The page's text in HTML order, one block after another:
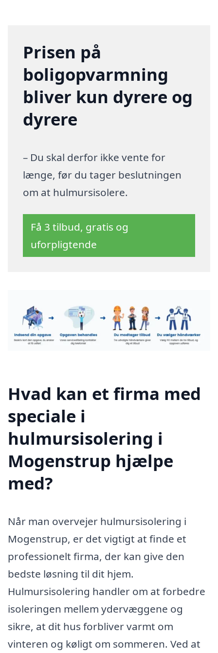
Prisen på
boligopvarmning
bliver kun dyrere og
dyrere
– Du skal derfor ikke vente for
længe, før du tager beslutningen
om at hulmursisolere.
Få 3 tilbud, gratis og
uforpligtende
Hvad kan et firma med
speciale i
hulmursisolering i
Mogenstrup hjælpe
med?
Når man overvejer hulmursisolering i
Mogenstrup, er det vigtigt at finde et
professionelt firma, der kan give den
bedste løsning til dit hjem.
Hulmursisolering handler om at forbedre
isoleringen mellem ydervæggene og
sikre, at dit hus forbliver varmt om
vinteren og køligt om sommeren. Ved at